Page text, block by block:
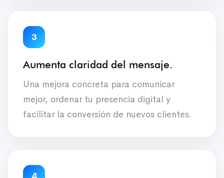
3
Aumenta claridad del mensaje.
Una mejora concreta para comunicar
mejor, ordenar tu presencia digital y
facilitar la conversión de nuevos clientes.
4